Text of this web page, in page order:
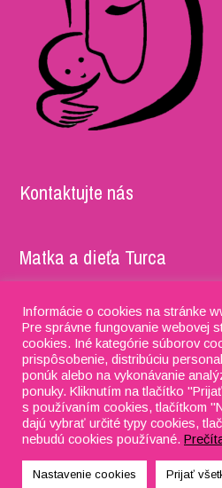
Kontaktujte nás
Matka a dieťa Turca
DIČ: 2022201995 IBAN: SK91
Phone:+421 918 634 053
E-mail:
Designed byWPlook Studio
Informácie o cookies na stránke
Pre správne fungovanie webovej
cookies. Iné kategórie súborov
prispôsobenie, distribúciu
ponúk alebo na vykonávanie
ponuky. Kliknutím na tlačítko
s používaním cookies, tlačítkom
dajú vybrať určité typy cookies,
nebudú cookies používané.
Nastavenie cookies Prijať